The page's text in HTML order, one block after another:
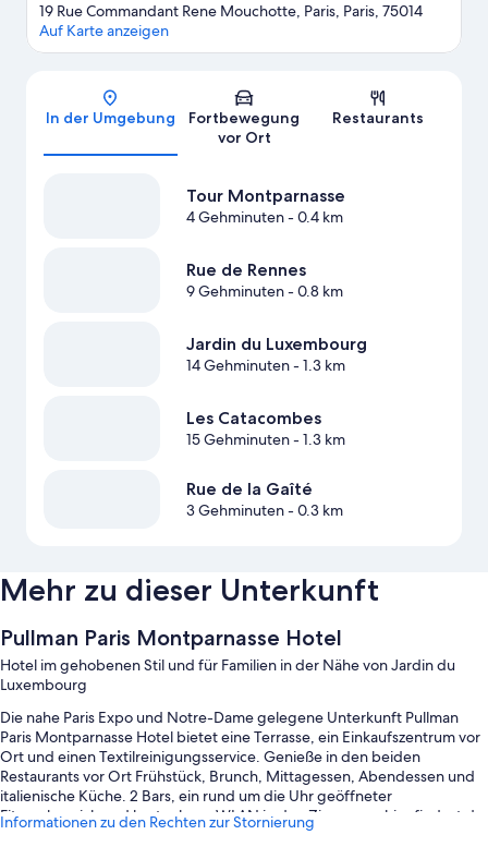
Karte
19 Rue Commandant Rene Mouchotte, Paris, Paris, 75014
Auf Karte anzeigen
In der Umgebung
Fortbewegung
vor Ort
Restaurants
Tour Montparnasse
4 Gehminuten- 0.4 km
Rue de Rennes
9 Gehminuten- 0.8 km
Jardin du Luxembourg
14 Gehminuten- 1.3 km
Les Catacombes
15 Gehminuten- 1.3 km
Rue de la Gaîté
3 Gehminuten- 0.3 km
Mehr zu dieser Unterkunft
Pullman Paris Montparnasse Hotel
Hotel im gehobenen Stil und für Familien in der Nähe von Jardin du
Luxembourg
Die nahe Paris Expo und Notre-Dame gelegene Unterkunft Pullman
Paris Montparnasse Hotel bietet eine Terrasse, ein Einkaufszentrum vor
Ort und einen Textilreinigungsservice. Genieße in den beiden
Restaurants vor Ort Frühstück, Brunch, Mittagessen, Abendessen und
italienische Küche. 2 Bars, ein rund um die Uhr geöffneter
Fitnessbereich und kostenloses WLAN in den Zimmern – hier findest du
so gut wie alles, was du für einen angenehmen Aufenthalt brauchst.
Informationen zu den Rechten zur Stornierung